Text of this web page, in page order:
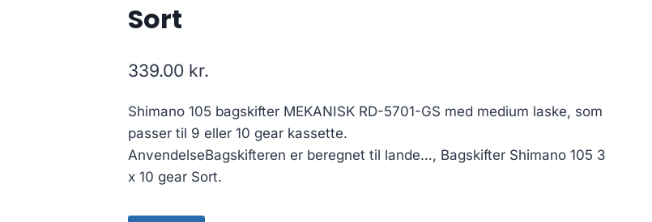
Sort
339.00 kr.
Shimano 105 bagskifter MEKANISK RD-5701-GS med medium laske, som
passer til 9 eller 10 gear kassette.
AnvendelseBagskifteren er beregnet til lande…, Bagskifter Shimano 105 3
x 10 gear Sort.